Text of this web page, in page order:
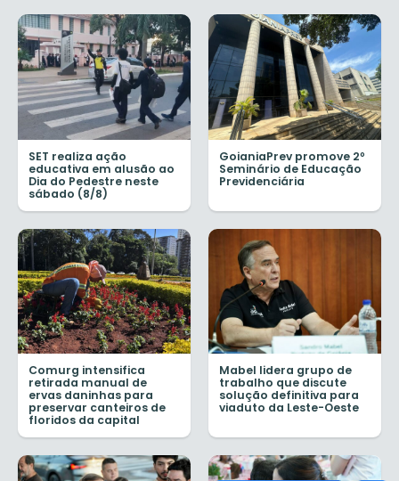
SET realiza ação
educativa em alusão ao
Dia do Pedestre neste
sábado (8/8)
GoianiaPrev promove 2º
Seminário de Educação
Previdenciária
Comurg intensifica
retirada manual de
ervas daninhas para
preservar canteiros de
floridos da capital
Mabel lidera grupo de
trabalho que discute
solução definitiva para
viaduto da Leste-Oeste